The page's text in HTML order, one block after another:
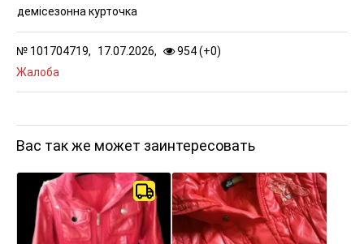
№ 101704719, 17.07.2026, 954 (+0)
Жалоба
демісезонна курточка
Вас так же может заинтересовать